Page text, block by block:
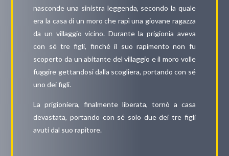
nasconde una sinistra leggenda, secondo la quale
era la casa di un moro che rapì una giovane ragazza
da un villaggio vicino. Durante la prigionia aveva
con sé tre figli, finché il suo rapimento non fu
scoperto da un abitante del villaggio e il moro volle
fuggire gettandosi dalla scogliera, portando con sé
uno dei figli.
La prigioniera, finalmente liberata, tornò a casa
devastata, portando con sé solo due dei tre figli
avuti dal suo rapitore.